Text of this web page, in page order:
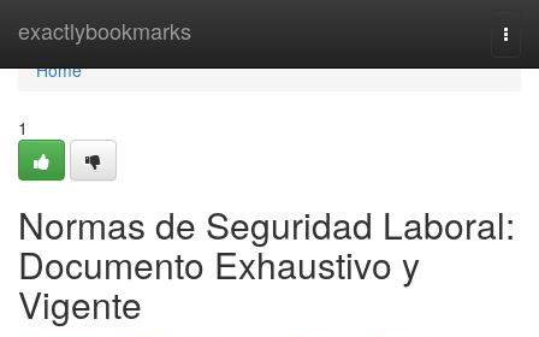
exactlybookmarks
Home
Home
1
Normas de Seguridad Laboral:
Documento Exhaustivo y
Vigente